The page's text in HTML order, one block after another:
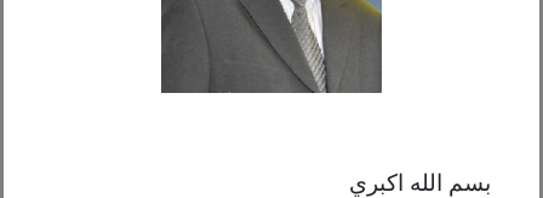
بسم الله اکبري